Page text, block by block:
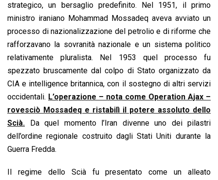
strategico, un bersaglio predefinito. Nel 1951, il primo
ministro iraniano Mohammad Mossadeq aveva avviato un
processo di nazionalizzazione del petrolio e di riforme che
rafforzavano la sovranità nazionale e un sistema politico
relativamente pluralista. Nel 1953 quel processo fu
spezzato bruscamente dal colpo di Stato organizzato da
CIA e intelligence britannica, con il sostegno di altri servizi
occidentali. L’operazione – nota come Operation Ajax –
rovesciò Mossadeq e ristabilì il potere assoluto dello
Scià. Da quel momento l’Iran divenne uno dei pilastri
dell’ordine regionale costruito dagli Stati Uniti durante la
Guerra Fredda.
Il regime dello Scià fu presentato come un alleato